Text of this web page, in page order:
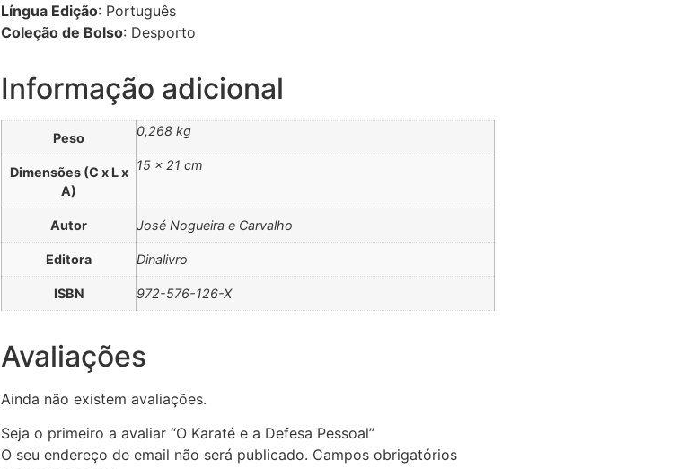
Língua Edição: Português
Coleção de Bolso: Desporto
Informação adicional
Peso 0,268 kg
Dimensões (C x L x
A)
15 × 21 cm
Autor José Nogueira e Carvalho
Editora Dinalivro
ISBN 972-576-126-X
Avaliações
Ainda não existem avaliações.
Seja o primeiro a avaliar “O Karaté e a Defesa Pessoal”
O seu endereço de email não será publicado. Campos obrigatórios